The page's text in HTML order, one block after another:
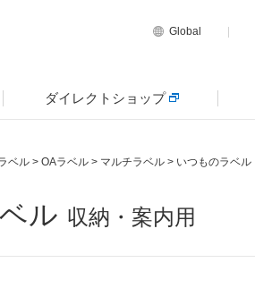
Global
ダイレクトショップ
ベル > OAラベル > マルチラベル > いつものラベル
ル 収納・案内用